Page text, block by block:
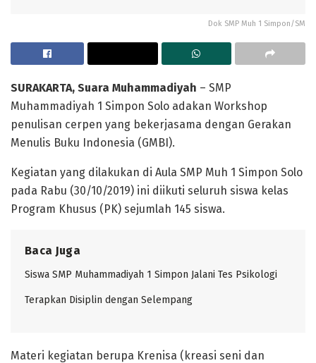
Dok SMP Muh 1 Simpon/SM
SURAKARTA, Suara Muhammadiyah – SMP
Muhammadiyah 1 Simpon Solo adakan Workshop
penulisan cerpen yang bekerjasama dengan Gerakan
Menulis Buku Indonesia (GMBI).
Kegiatan yang dilakukan di Aula SMP Muh 1 Simpon Solo
pada Rabu (30/10/2019) ini diikuti seluruh siswa kelas
Program Khusus (PK) sejumlah 145 siswa.
Baca Juga
Siswa SMP Muhammadiyah 1 Simpon Jalani Tes Psikologi
Terapkan Disiplin dengan Selempang
Materi kegiatan berupa Krenisa (kreasi seni dan